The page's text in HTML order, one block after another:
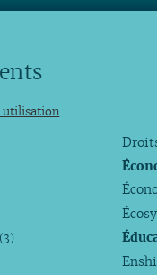
utilisation
(3)